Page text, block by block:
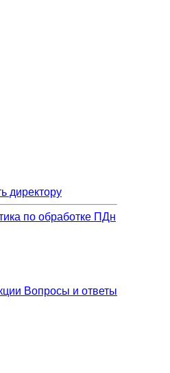
директору
по обработке ПДн
Вопросы и ответы